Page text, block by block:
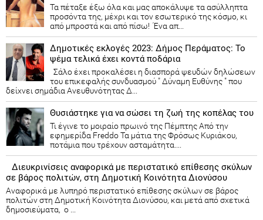
Τα πέταξε έξω όλα και μας αποκάλυψε τα ασύλληπτα
προσόντα της, μέχρι και τον εσωτερικό της κόσμο, κι
από μπροστά και από πίσω! Ένα απ...
Δημοτικές εκλογές 2023: Δήμος Περάματος: Το
ψέμα τελικά έχει κοντά ποδάρια
Σάλο έχει προκαλέσει η διασπορά ψευδών δηλώσεων
του επικεφαλής συνδυασμού " Δύναμη Ευθύνης " που
δείχνει σημάδια Ανευθυνότητας Δ...
Θυσιάστηκε για να σώσει τη ζωή της κοπέλας του
Τι έγινε το μοιραίο πρωινό της Πέμπτης Από την
εφημερίδα Freddo Τα μάτια της Φρόσως Κυριάκου,
ποτάμια που τρέχουν ασταμάτητα....
Διευκρινίσεις αναφορικά με περιστατικό επίθεσης σκύλων
σε βάρος πολιτών, στη Δημοτική Κοινότητα Διονύσου
Αναφορικά με λυπηρό περιστατικό επίθεσης σκύλων σε βάρος
πολιτών στη Δημοτική Κοινότητα Διονύσου, και μετά από σχετικά
δημοσιεύματα, ο ...